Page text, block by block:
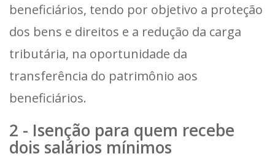
beneficiários, tendo por objetivo a proteção
dos bens e direitos e a redução da carga
tributária, na oportunidade da
transferência do patrimônio aos
beneficiários.
2 - Isenção para quem recebe
dois salários mínimos